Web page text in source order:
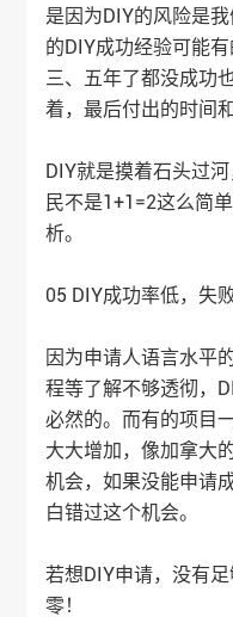
是因为DIY的风险是
的DIY成功经验可能
三、五年了都没成功
着，最后付出的时间
DIY就是摸着石头过
民不是1+1=2这么简
析。
05 DIY成功率低，失
因为申请人语言水平
程等了解不够透彻，
必然的。而有的项目
大大增加，像加拿大
机会，如果没能申请
白错过这个机会。
若想DIY申请，没有
零！